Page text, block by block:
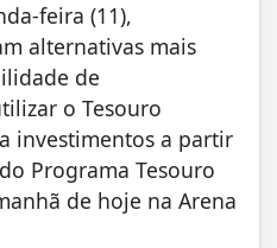
feira (11),
alternativas mais
de
o Tesouro
investimentos a partir
Programa Tesouro
de hoje na Arena